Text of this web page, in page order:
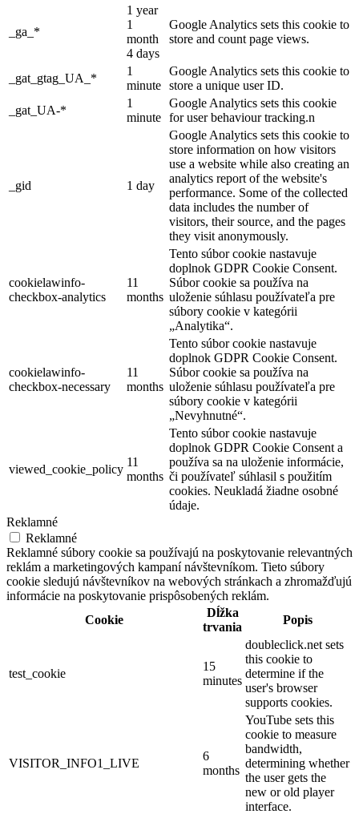
_ga_*
1 year
1
month
4 days
Google Analytics sets this cookie to
store and count page views.
_gat_gtag_UA_*
1
minute
Google Analytics sets this cookie to
store a unique user ID.
_gat_UA-*
1
minute
Google Analytics sets this cookie
for user behaviour tracking.n
_gid 1 day
Google Analytics sets this cookie to
store information on how visitors
use a website while also creating an
analytics report of the website's
performance. Some of the collected
data includes the number of
visitors, their source, and the pages
they visit anonymously.
cookielawinfo-
checkbox-analytics
11
months
Tento súbor cookie nastavuje
doplnok GDPR Cookie Consent.
Súbor cookie sa používa na
uloženie súhlasu používateľa pre
súbory cookie v kategórii
„Analytika“.
cookielawinfo-
checkbox-necessary
11
months
Tento súbor cookie nastavuje
doplnok GDPR Cookie Consent.
Súbor cookie sa používa na
uloženie súhlasu používateľa pre
súbory cookie v kategórii
„Nevyhnutné“.
viewed_cookie_policy
11
months
Tento súbor cookie nastavuje
doplnok GDPR Cookie Consent a
používa sa na uloženie informácie,
či používateľ súhlasil s použitím
cookies. Neukladá žiadne osobné
údaje.
Reklamné
Reklamné
Reklamné súbory cookie sa používajú na poskytovanie relevantných
reklám a marketingových kampaní návštevníkom. Tieto súbory
cookie sledujú návštevníkov na webových stránkach a zhromažďujú
informácie na poskytovanie prispôsobených reklám.
Cookie
Dĺžka
trvania
Popis
test_cookie
15
minutes
doubleclick.net sets
this cookie to
determine if the
user's browser
supports cookies.
VISITOR_INFO1_LIVE
6
months
YouTube sets this
cookie to measure
bandwidth,
determining whether
the user gets the
new or old player
interface.